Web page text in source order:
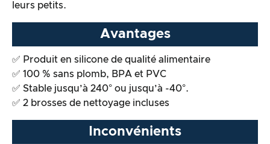
leurs petits.
Avantages
✅ Produit en silicone de qualité alimentaire
✅ 100 % sans plomb, BPA et PVC
✅ Stable jusqu’à 240° ou jusqu’à -40°.
✅ 2 brosses de nettoyage incluses
Inconvénients